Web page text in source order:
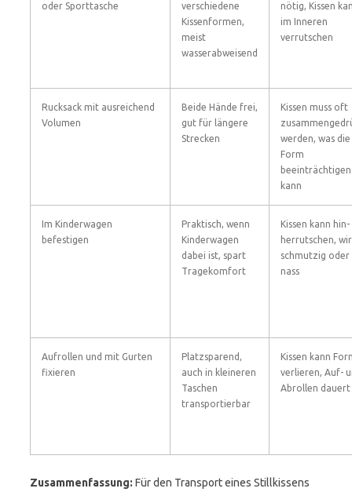
oder Sporttasche
verschiedene
Kissenformen,
meist
wasserabweisend
nötig, Kissen
im Inneren
verrutschen
Rucksack mit ausreichend
Volumen
Beide Hände frei,
gut für längere
Strecken
Kissen muss oft
werden, was die
Form
beeinträchtigen
kann
Im Kinderwagen
befestigen
Praktisch, wenn
Kinderwagen
dabei ist, spart
Tragekomfort
Kissen kann hin-
herrutschen,
schmutzig oder
nass
Aufrollen und mit Gurten
fixieren
Platzsparend,
auch in kleineren
Taschen
transportierbar
Kissen kann
verlieren, Auf-
Abrollen dauert
Zusammenfassung: Für den Transport eines Stillkissens